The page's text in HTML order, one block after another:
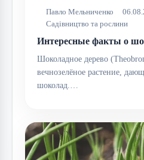
Павло Мельниченко
Садівництво та рослини
Интересные факты о
Шоколадное дерево
вечнозелёное растение,
шоколад.…